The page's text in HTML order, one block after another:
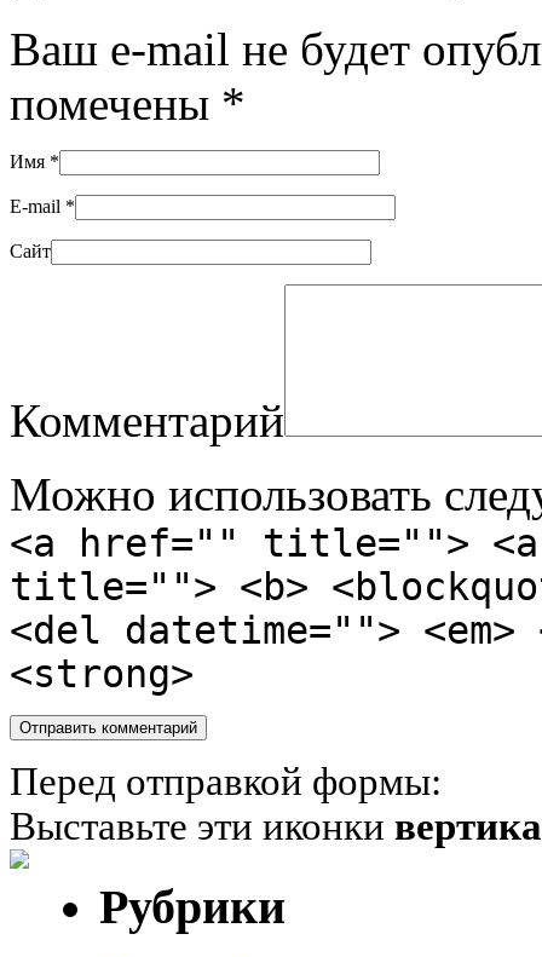
Ваш e-mail не будет
помечены *
Имя *
E-mail *
Сайт
Комментарий
Можно использовать
<a href="" title="">
title=""> <b>
<del datetime="">
<strong>
Перед отправкой формы:
Выставьте эти иконки
Рубрики